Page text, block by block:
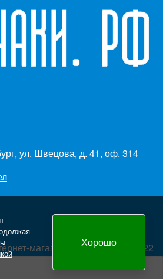
ул. Швецова, д. 41, оф. 314
магазин "Всезнаки.рф" 2022
продвижение сайта - Panteon WS
Хорошо